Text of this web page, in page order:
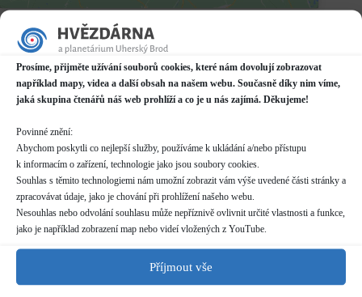
Prosíme, přijměte užívání souborů cookies, které nám dovolují zobrazovat
například mapy, videa a další obsah na našem webu. Současně díky nim víme,
jaká skupina čtenářů náš web prohlíží a co je u nás zajímá. Děkujeme!
Povinné znění:
Abychom poskytli co nejlepší služby, používáme k ukládání a/nebo přístupu
k informacím o zařízení, technologie jako jsou soubory cookies.
Souhlas s těmito technologiemi nám umožní zobrazit vám výše uvedené části stránky a
zpracovávat údaje, jako je chování při prohlížení našeho webu.
Nesouhlas nebo odvolání souhlasu může nepříznivě ovlivnit určité vlastnosti a funkce,
jako je například zobrazení map nebo videí vložených z YouTube.
Příjmout vše
Datum / čas
01.11.2023
18:00 - 21:00
Místo konání
Hvězdárna
Další informace o dostupnosti a parkování
Kategorie
Pravidelné akce
Rezervace
skupiny více než 10 osob nutno hlásit předem (telefon/email)
pro skupiny více než 20 osob nutno dohodnout individuální
termín